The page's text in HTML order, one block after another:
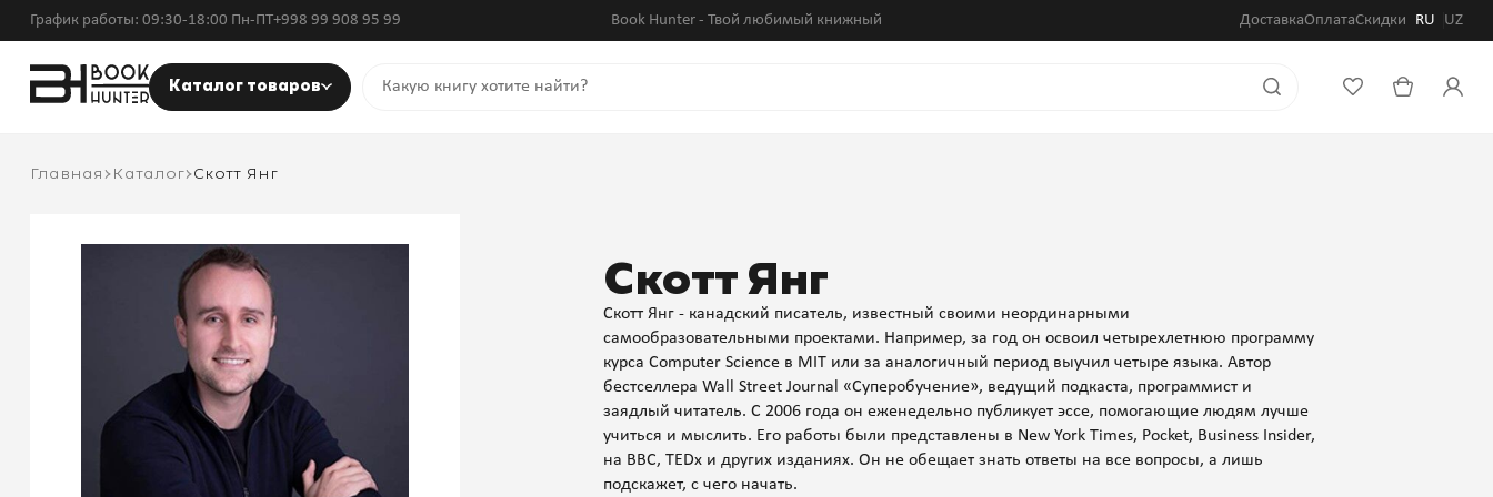
График работы: 09:30-18:00 Пн-ПТ+998 99 908 95 99 Book Hunter - Твой любимый книжный ДоставкаОплатаСкидки RU UZ
Каталог товаров
Главная Каталог Скотт Янг
Скотт Янг
Скотт Янг - канадский писатель, известный своими неординарными
самообразовательными проектами. Например, за год он освоил четырехлетнюю программу
курса Computer Science в MIT или за аналогичный период выучил четыре языка. Автор
бестселлера Wall Street Journal «Суперобучение», ведущий подкаста, программист и
заядлый читатель. С 2006 года он еженедельно публикует эссе, помогающие людям лучше
учиться и мыслить. Его работы были представлены в New York Times, Pocket, Business Insider,
на BBC, TEDx и других изданиях. Он не обещает знать ответы на все вопросы, а лишь
подскажет, с чего начать.